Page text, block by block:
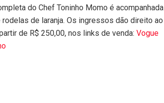
do Chef Toninho Momo é acompanhada
de laranja. Os ingressos dão direito ao
de R$ 250,00, nos links de venda: Vogue